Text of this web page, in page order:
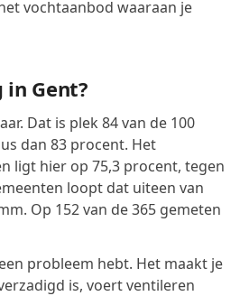
vochtaanbod waaraan je
Gent?
Dat is plek 84 van de 100
dan 83 procent. Het
ligt hier op 75,3 procent, tegen
loopt dat uiteen van
Op 152 van de 365 gemeten
probleem hebt. Het maakt je
is, voert ventileren